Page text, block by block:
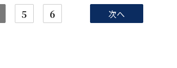
5 6 次へ